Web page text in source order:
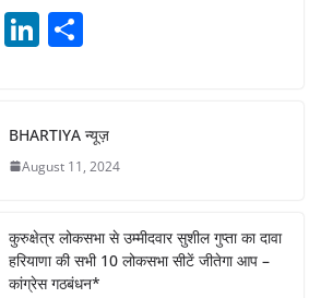
W
s
A
p
Li
e
dI
e
BHARTIYA न्यूज़
August 11, 2024
कुरुक्षेत्र लोकसभा से उम्मीदवार सुशील गुप्ता का दावा
हरियाणा की सभी 10 लोकसभा सीटें जीतेगा आप –
कांग्रेस गठबंधन*